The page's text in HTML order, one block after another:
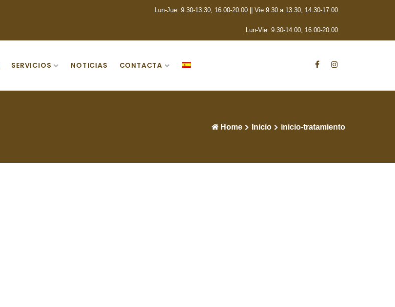
Lun-Jue: 9:30-13:30, 16:00-20:00 || Vie 9:30 a 13:30, 14:30-17:00
Lun-Vie: 9:30-14:00, 16:00-20:00
SERVICIOS NOTICIAS CONTACTA
Home Inicio inicio-tratamiento